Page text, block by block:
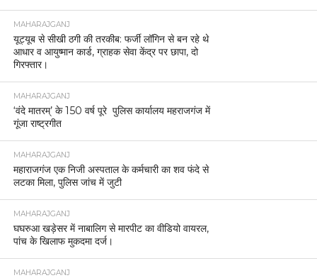
MAHARAJGANJ
यूट्यूब से सीखी ठगी की तरकीब: फर्जी लॉगिन से बन रहे थे
आधार व आयुष्मान कार्ड, ग्राहक सेवा केंद्र पर छापा, दो
गिरफ्तार।
MAHARAJGANJ
‘वंदे मातरम्’ के 150 वर्ष पूरे पुलिस कार्यालय महराजगंज में
गूंजा राष्ट्रगीत
MAHARAJGANJ
महाराजगंज एक निजी अस्पताल के कर्मचारी का शव फंदे से
लटका मिला, पुलिस जांच में जुटी
MAHARAJGANJ
घघरुआ खड़ेसर में नाबालिग से मारपीट का वीडियो वायरल,
पांच के खिलाफ मुकदमा दर्ज।
MAHARAJGANJ